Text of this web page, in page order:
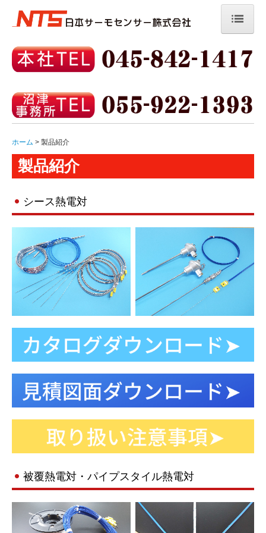
ホーム
会社案内
製品紹介
お問い合わせ
ホーム 製品紹介
製品紹介
シース熱電対
被覆熱電対・パイプスタイル熱電対